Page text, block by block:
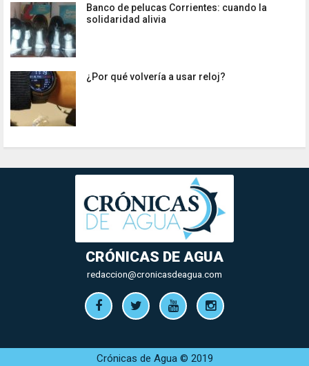
Banco de pelucas Corrientes: cuando la
solidaridad alivia
¿Por qué volvería a usar reloj?
CRÓNICAS DE AGUA
redaccion@cronicasdeagua.com
Crónicas de Agua © 2019